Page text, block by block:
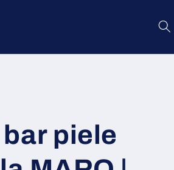
piele